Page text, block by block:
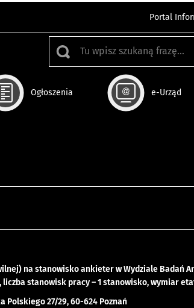
Portal
Ogłoszenia e-Urząd
na stanowiskoankieter w Wydziale Badań
stanowisk pracy – 1 stanowisko, wymiar
Polskiego 27/29, 60-624 Poznań